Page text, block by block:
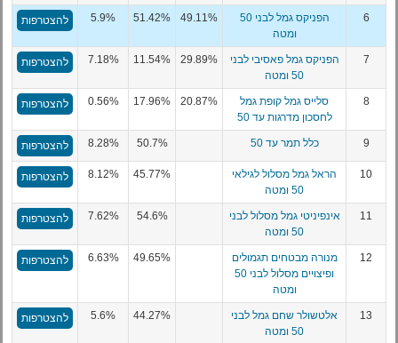
6
הפניקס גמל לבני 50
ומטה
49.11%
51.42%
5.9% להצטרפות
7
הפניקס גמל פאסיבי לבני
50 ומטה
29.89%
11.54%
7.18% להצטרפות
8
סלייס גמל קופת גמל
לחסכון מדרגות עד 50
20.87%
17.96%
0.56% להצטרפות
9 כלל תמר עד 50 50.7%
8.28% להצטרפות
10
הראל גמל מסלול לגילאי
50 ומטה
45.77%
8.12% להצטרפות
11
אינפיניטי גמל מסלול לבני
50 ומטה
54.6%
7.62% להצטרפות
12
מנורה מבטחים תגמולים
ופיצויים מסלול לבני 50
ומטה
49.65%
6.63% להצטרפות
13
אלטשולר שחם גמל לבני
50 ומטה
44.27%
5.6% להצטרפות